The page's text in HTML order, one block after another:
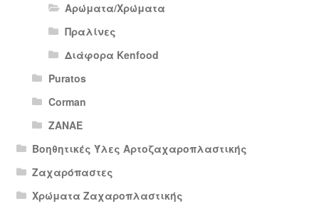
Αρώματα/Χρώματα
Πραλίνες
Διάφορα Kenfood
Puratos
Corman
ΖΑΝΑΕ
Βοηθητικές Ύλες Αρτοζαχαροπλαστικής
Ζαχαρόπαστες
Χρώματα Ζαχαροπλαστικής